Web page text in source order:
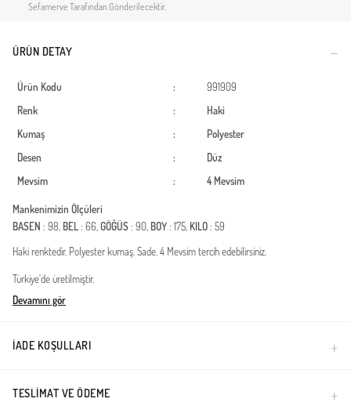
Sefamerve Tarafından Gönderilecektir.
ÜRÜN DETAY
Ürün Kodu :
991909
Renk
:
Haki
Kumaş
:
Polyester
Desen
:
Düz
Mevsim
: 4 Mevsim
Mankenimizin Ölçüleri
BASEN : 98, BEL: 66,GÖĞÜS: 90, BOY: 175, KILO: 59
Haki renktedir. Polyester kumaş. Sade. 4 Mevsim tercih edebilirsiniz.
Türkiye'de üretilmiştir.
Devamını gör
İADE KOŞULLARI
TESLIMAT VE ÖDEME